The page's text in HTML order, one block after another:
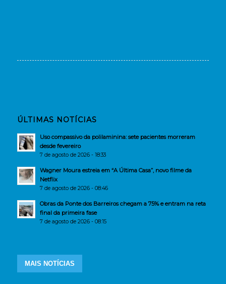
ÚLTIMAS NOTÍCIAS
Uso compassivo da polilaminina: sete pacientes morreram
desde fevereiro
7 de agosto de 2026 - 18:33
Wagner Moura estreia em “A Última Casa”, novo filme da
Netflix
7 de agosto de 2026 - 08:46
Obras da Ponte dos Barreiros chegam a 75% e entram na reta
final da primeira fase
7 de agosto de 2026 - 08:15
MAIS NOTÍCIAS